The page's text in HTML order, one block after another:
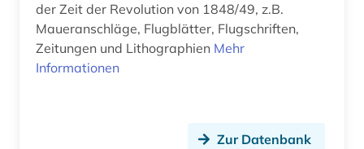
balkanromanistik (1)
ballangen (1)
der Zeit der Revolution von 1848/49, z.B.
Maueranschläge, Flugblätter, Flugschriften,
Zeitungen und Lithographien Mehr
Informationen
Zur Datenbank